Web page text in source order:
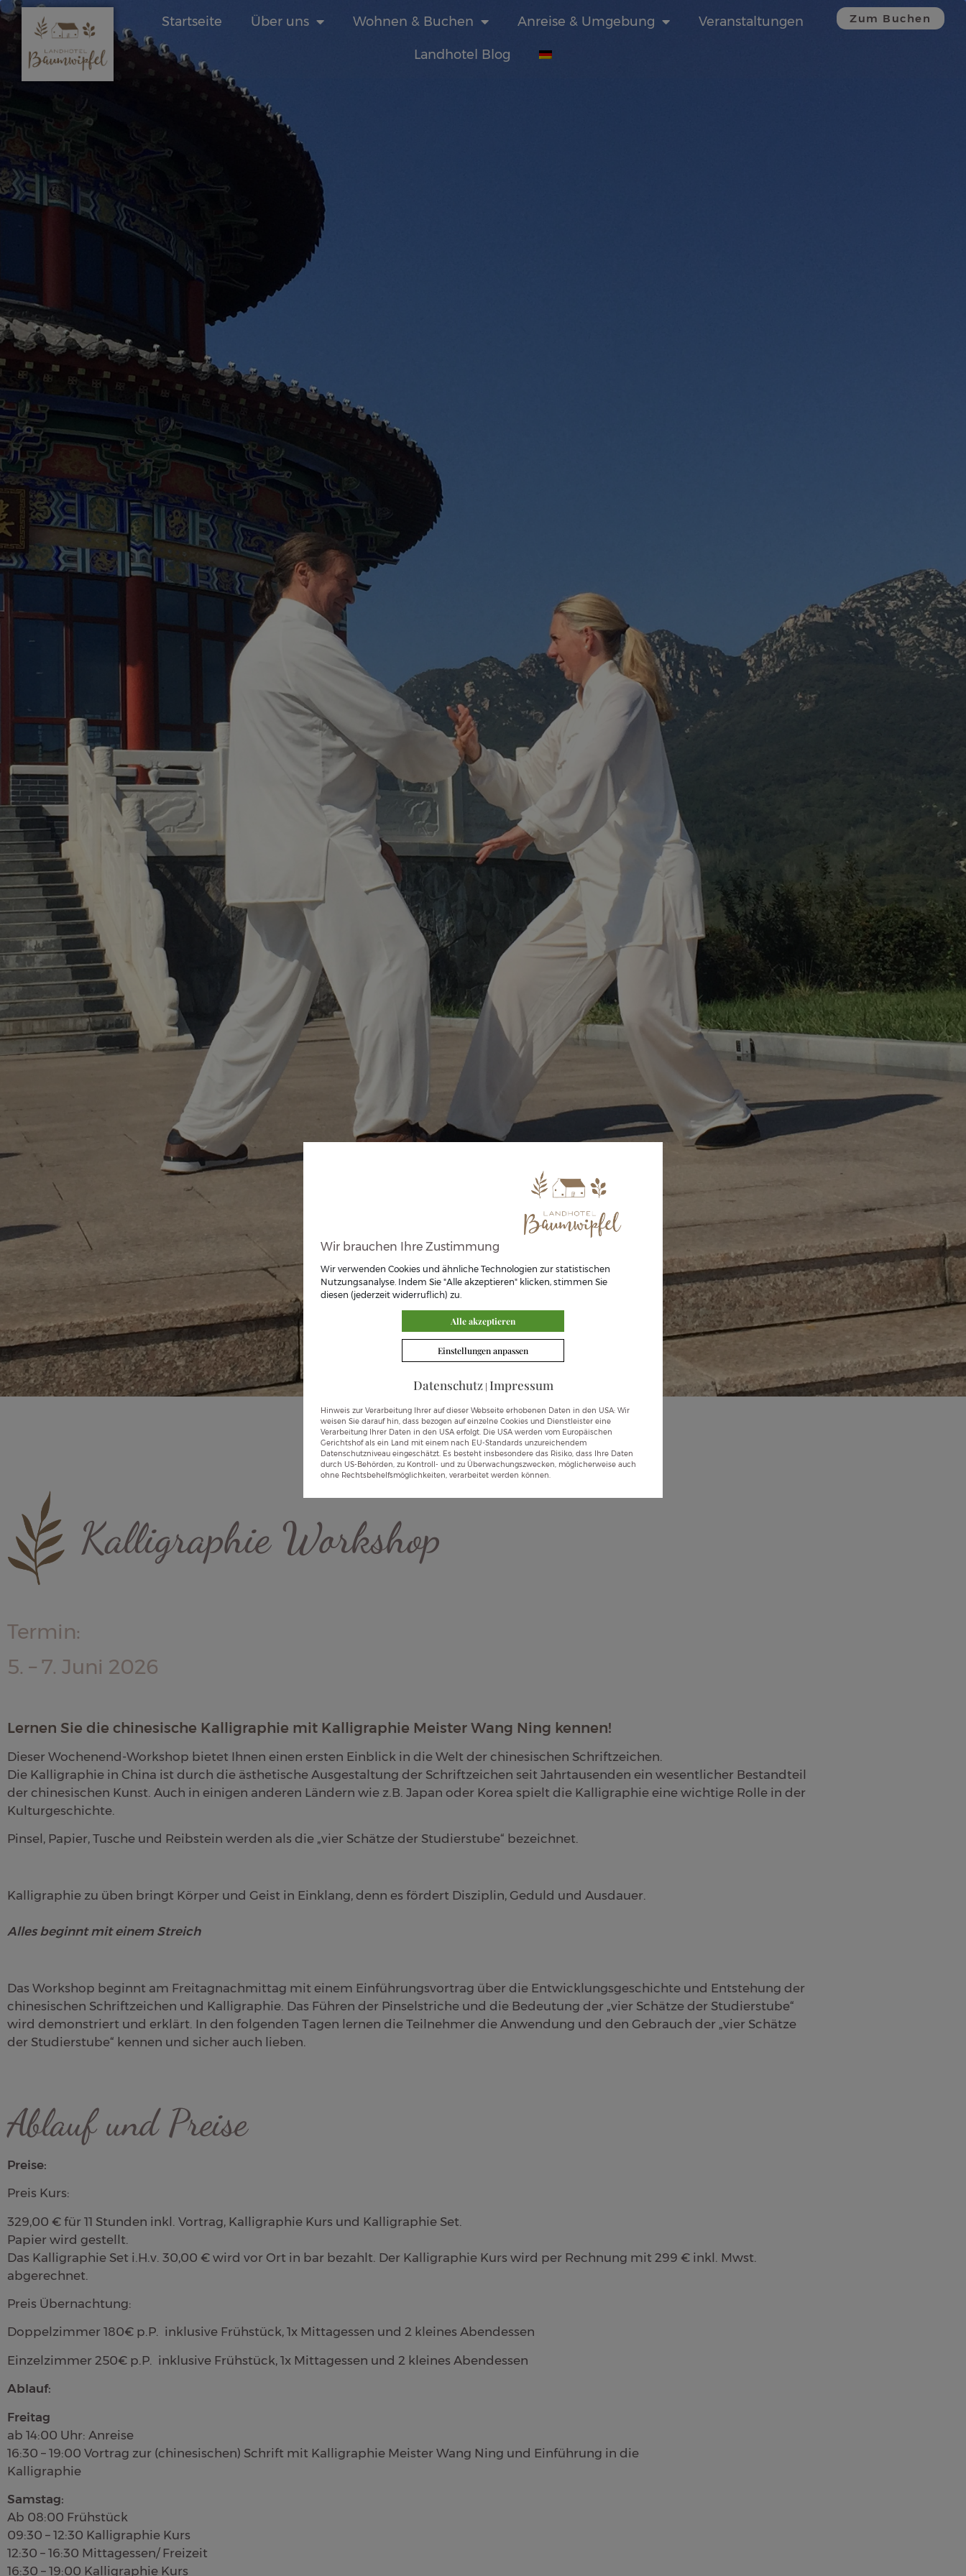
Startseite Über uns Wohnen & Buchen Anreise & Umgebung Veranstaltungen
Landhotel Blog
Zum Buchen
Kalligraphie Workshop
Termin:
5. – 7. Juni 2026
Lernen Sie die chinesische Kalligraphie mit Kalligraphie Meister Wang Ning kennen!
Dieser Wochenend-Workshop bietet Ihnen einen ersten Einblick in die Welt der chinesischen Schriftzeichen.
Die Kalligraphie in China ist durch die ästhetische Ausgestaltung der Schriftzeichen seit Jahrtausenden ein wesentlicher Bestandteil
der chinesischen Kunst. Auch in einigen anderen Ländern wie z.B. Japan oder Korea spielt die Kalligraphie eine wichtige Rolle in der
Kulturgeschichte.
Pinsel, Papier, Tusche und Reibstein werden als die „vier Schätze der Studierstube“ bezeichnet.
Kalligraphie zu üben bringt Körper und Geist in Einklang, denn es fördert Disziplin, Geduld und Ausdauer.
Alles beginnt mit einem Streich
Das Workshop beginnt am Freitagnachmittag mit einem Einführungsvortrag über die Entwicklungsgeschichte und Entstehung der
chinesischen Schriftzeichen und Kalligraphie. Das Führen der Pinselstriche und die Bedeutung der „vier Schätze der Studierstube“
wird demonstriert und erklärt. In den folgenden Tagen lernen die Teilnehmer die Anwendung und den Gebrauch der „vier Schätze
der Studierstube“ kennen und sicher auch lieben.
Ablauf und Preise
Preise:
Preis Kurs:
329,00 € für 11 Stunden inkl. Vortrag, Kalligraphie Kurs und Kalligraphie Set.
Papier wird gestellt.
Das Kalligraphie Set i.H.v. 30,00 € wird vor Ort in bar bezahlt. Der Kalligraphie Kurs wird per Rechnung mit 299 € inkl. Mwst.
abgerechnet.
Preis Übernachtung:
Doppelzimmer 180€ p.P. inklusive Frühstück, 1x Mittagessen und 2 kleines Abendessen
Einzelzimmer 250€ p.P. inklusive Frühstück, 1x Mittagessen und 2 kleines Abendessen
Ablauf:
Freitag
ab 14:00 Uhr: Anreise
16:30 – 19:00 Vortrag zur (chinesischen) Schrift mit Kalligraphie Meister Wang Ning und Einführung in die
Kalligraphie
Samstag:
Ab 08:00 Frühstück
09:30 – 12:30 Kalligraphie Kurs
12:30 – 16:30 Mittagessen/ Freizeit
16:30 – 19:00 Kalligraphie Kurs
Wir brauchen Ihre Zustimmung
Wir verwenden Cookies und ähnliche Technologien zur statistischen
Nutzungsanalyse. Indem Sie "Alle akzeptieren" klicken, stimmen Sie
diesen (jederzeit widerruflich) zu.
Alle akzeptieren
Einstellungen anpassen
Datenschutz| Impressum
Hinweis zur Verarbeitung Ihrer auf dieser Webseite erhobenen Daten in den USA: Wir
weisen Sie darauf hin, dass bezogen auf einzelne Cookies und Dienstleister eine
Verarbeitung Ihrer Daten in den USA erfolgt. Die USA werden vom Europäischen
Gerichtshof als ein Land mit einem nach EU-Standards unzureichendem
Datenschutzniveau eingeschätzt. Es besteht insbesondere das Risiko, dass Ihre Daten
durch US-Behörden, zu Kontroll- und zu Überwachungszwecken, möglicherweise auch
ohne Rechtsbehelfsmöglichkeiten, verarbeitet werden können.